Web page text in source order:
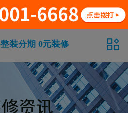
整装分期 0元装修